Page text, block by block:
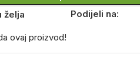
želja Podijeli na:
ovaj proizvod!